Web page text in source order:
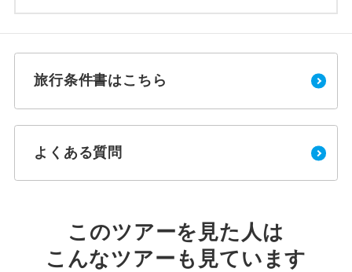
旅行条件書はこちら
よくある質問
このツアーを見た人は
こんなツアーも見ています